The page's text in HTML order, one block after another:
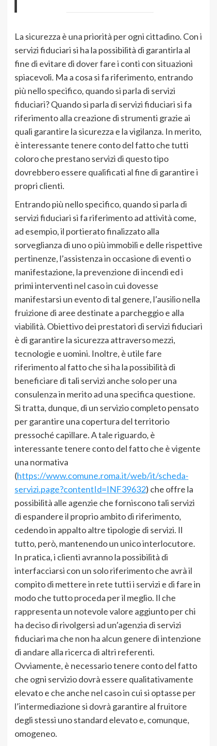
La sicurezza è una priorità per ogni cittadino. Con i
servizi fiduciari si ha la possibilità di garantirla al
fine di evitare di dover fare i conti con situazioni
spiacevoli. Ma a cosa si fa riferimento, entrando
più nello specifico, quando si parla di servizi
fiduciari? Quando si parla di servizi fiduciari si fa
riferimento alla creazione di strumenti grazie ai
quali garantire la sicurezza e la vigilanza. In merito,
è interessante tenere conto del fatto che tutti
coloro che prestano servizi di questo tipo
dovrebbero essere qualificati al fine di garantire i
propri clienti.
Entrando più nello specifico, quando si parla di
servizi fiduciari si fa riferimento ad attività come,
ad esempio, il portierato finalizzato alla
sorveglianza di uno o più immobili e delle rispettive
pertinenze, l’assistenza in occasione di eventi o
manifestazione, la prevenzione di incendi ed i
primi interventi nel caso in cui dovesse
manifestarsi un evento di tal genere, l’ausilio nella
fruizione di aree destinate a parcheggio e alla
viabilità. Obiettivo dei prestatori di servizi fiduciari
è di garantire la sicurezza attraverso mezzi,
tecnologie e uomini. Inoltre, è utile fare
riferimento al fatto che si ha la possibilità di
beneficiare di tali servizi anche solo per una
consulenza in merito ad una specifica questione.
Si tratta, dunque, di un servizio completo pensato
per garantire una copertura del territorio
pressoché capillare. A tale riguardo, è
interessante tenere conto del fatto che è vigente
una normativa
(https://www.comune.roma.it/web/it/scheda-
servizi.page?contentId=INF39632) che offre la
possibilità alle agenzie che forniscono tali servizi
di espandere il proprio ambito di riferimento,
cedendo in appalto altre tipologie di servizi. Il
tutto, però, mantenendo un unico interlocutore.
In pratica, i clienti avranno la possibilità di
interfacciarsi con un solo riferimento che avrà il
compito di mettere in rete tutti i servizi e di fare in
modo che tutto proceda per il meglio. Il che
rappresenta un notevole valore aggiunto per chi
ha deciso di rivolgersi ad un’agenzia di servizi
fiduciari ma che non ha alcun genere di intenzione
di andare alla ricerca di altri referenti.
Ovviamente, è necessario tenere conto del fatto
che ogni servizio dovrà essere qualitativamente
elevato e che anche nel caso in cui si optasse per
l’intermediazione si dovrà garantire al fruitore
degli stessi uno standard elevato e, comunque,
omogeneo.